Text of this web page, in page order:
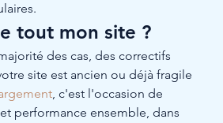
tout mon site ?
des cas, des correctifs
site est ancien ou déjà fragile
, c'est l'occasion de
performance ensemble, dans